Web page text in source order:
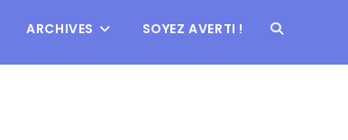
ARCHIVES SOYEZ AVERTI !